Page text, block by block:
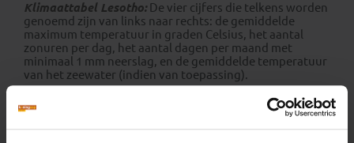
Klimaattabel Lesotho:De vier cijfers die telkens worden
genoemd zijn van links naar rechts: de gemiddelde
maximum temperatuur in graden Celsius, het aantal
zonuren per dag, het aantal dagen per maand met
minimaal 1 mm neerslag, en de gemiddelde temperatuur
van het zeewater (indien van toepassing).
Maseru